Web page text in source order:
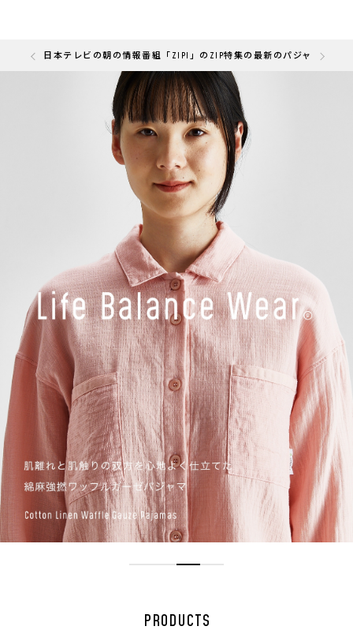
快眠部門」を受賞しました
日本テレビの朝の情報番組「ZIP!」のZIP特集の最新のパジャマとし
PRODUCTS